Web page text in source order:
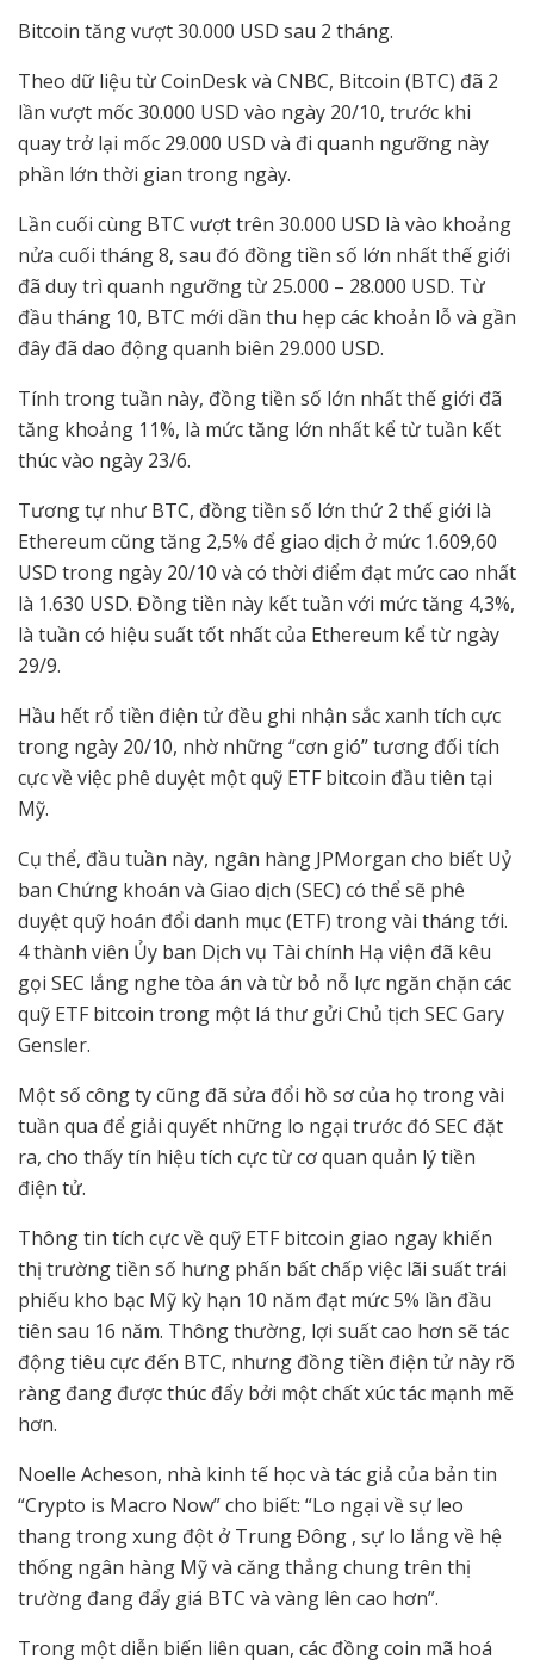
Bitcoin tăng vượt 30.000 USD sau 2 tháng.
Theo dữ liệu từ CoinDesk và CNBC, Bitcoin (BTC) đã 2
lần vượt mốc 30.000 USD vào ngày 20/10, trước khi
quay trở lại mốc 29.000 USD và đi quanh ngưỡng này
phần lớn thời gian trong ngày.
Lần cuối cùng BTC vượt trên 30.000 USD là vào khoảng
nửa cuối tháng 8, sau đó đồng tiền số lớn nhất thế giới
đã duy trì quanh ngưỡng từ 25.000 – 28.000 USD. Từ
đầu tháng 10, BTC mới dần thu hẹp các khoản lỗ và gần
đây đã dao động quanh biên 29.000 USD.
Tính trong tuần này, đồng tiền số lớn nhất thế giới đã
tăng khoảng 11%, là mức tăng lớn nhất kể từ tuần kết
thúc vào ngày 23/6.
Tương tự như BTC, đồng tiền số lớn thứ 2 thế giới là
Ethereum cũng tăng 2,5% để giao dịch ở mức 1.609,60
USD trong ngày 20/10 và có thời điểm đạt mức cao nhất
là 1.630 USD. Đồng tiền này kết tuần với mức tăng 4,3%,
là tuần có hiệu suất tốt nhất của Ethereum kể từ ngày
29/9.
Hầu hết rổ tiền điện tử đều ghi nhận sắc xanh tích cực
trong ngày 20/10, nhờ những “cơn gió” tương đối tích
cực về việc phê duyệt một quỹ ETF bitcoin đầu tiên tại
Mỹ.
Cụ thể, đầu tuần này, ngân hàng JPMorgan cho biết Uỷ
ban Chứng khoán và Giao dịch (SEC) có thể sẽ phê
duyệt quỹ hoán đổi danh mục (ETF) trong vài tháng tới.
4 thành viên Ủy ban Dịch vụ Tài chính Hạ viện đã kêu
gọi SEC lắng nghe tòa án và từ bỏ nỗ lực ngăn chặn các
quỹ ETF bitcoin trong một lá thư gửi Chủ tịch SEC Gary
Gensler.
Một số công ty cũng đã sửa đổi hồ sơ của họ trong vài
tuần qua để giải quyết những lo ngại trước đó SEC đặt
ra, cho thấy tín hiệu tích cực từ cơ quan quản lý tiền
điện tử.
Thông tin tích cực về quỹ ETF bitcoin giao ngay khiến
thị trường tiền số hưng phấn bất chấp việc lãi suất trái
phiếu kho bạc Mỹ kỳ hạn 10 năm đạt mức 5% lần đầu
tiên sau 16 năm. Thông thường, lợi suất cao hơn sẽ tác
động tiêu cực đến BTC, nhưng đồng tiền điện tử này rõ
ràng đang được thúc đẩy bởi một chất xúc tác mạnh mẽ
hơn.
Noelle Acheson, nhà kinh tế học và tác giả của bản tin
“Crypto is Macro Now” cho biết: “Lo ngại về sự leo
thang trong xung đột ở Trung Đông , sự lo lắng về hệ
thống ngân hàng Mỹ và căng thẳng chung trên thị
trường đang đẩy giá BTC và vàng lên cao hơn”.
Trong một diễn biến liên quan, các đồng coin mã hoá